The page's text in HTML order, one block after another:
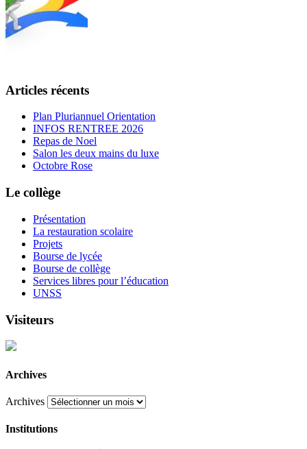
Articles récents
Plan Pluriannuel Orientation
INFOS RENTREE 2026
Repas de Noel
Salon les deux mains du luxe
Octobre Rose
Le collège
Présentation
La restauration scolaire
Projets
Bourse de lycée
Bourse de collège
Services libres pour l’éducation
UNSS
Visiteurs
Archives
Archives
Institutions